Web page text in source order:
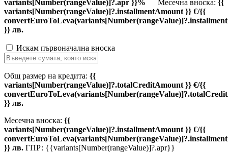
variants[Number(rangeValue)]?.apr }}% Месечна вноска: {{
variants[Number(rangeValue)]?.installmentAmount }} €/{{
}} лв.
Искам първоначална вноска
Общ размер на кредита: {{
variants[Number(rangeValue)]?.totalCreditAmount }} €/{{
}} лв.
Месечна вноска: {{
variants[Number(rangeValue)]?.installmentAmount }} €/{{
}} лв. ГПР: {{variants[Number(rangeValue)]?.apr}}